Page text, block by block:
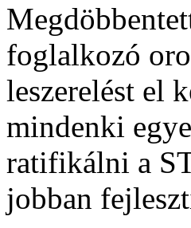
foglalkozó
leszerelést el
mindenki
ratifikálni a
jobban